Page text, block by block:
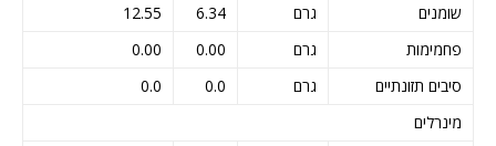
שומנים
גרם 6.34
12.55
פחמימות
גרם 0.00
0.00
סיבים תזונתיים
גרם 0.0
0.0
מינרלים